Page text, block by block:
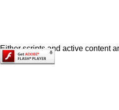
Either scripts and active content